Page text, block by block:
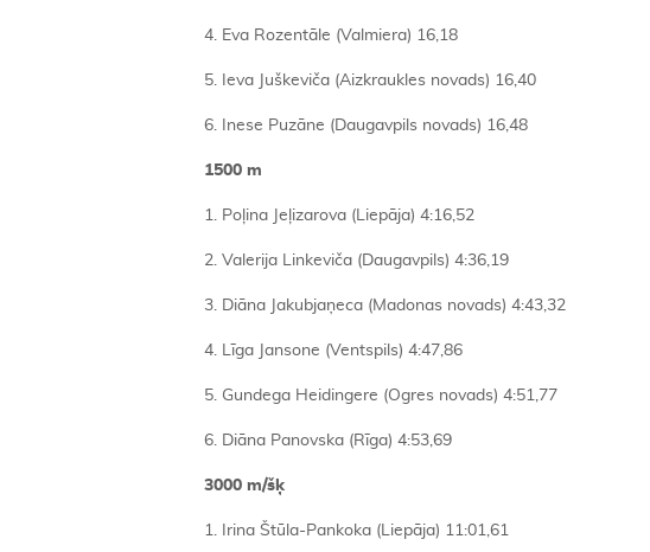
4. Eva Rozentāle (Valmiera) 16,18
5. Ieva Juškeviča (Aizkraukles novads) 16,40
6. Inese Puzāne (Daugavpils novads) 16,48
1500 m
1. Poļina Jeļizarova (Liepāja) 4:16,52
2. Valerija Linkeviča (Daugavpils) 4:36,19
3. Diāna Jakubjaņeca (Madonas novads) 4:43,32
4. Līga Jansone (Ventspils) 4:47,86
5. Gundega Heidingere (Ogres novads) 4:51,77
6. Diāna Panovska (Rīga) 4:53,69
3000 m/šķ
1. Irina Štūla-Pankoka (Liepāja) 11:01,61